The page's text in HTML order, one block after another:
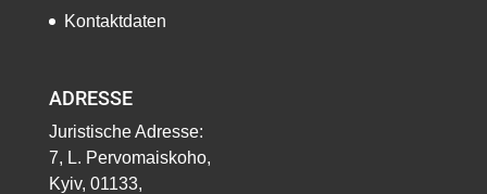
Kontaktdaten
ADRESSE
Juristische Adresse:
7, L. Pervomaiskoho,
Kyiv, 01133,